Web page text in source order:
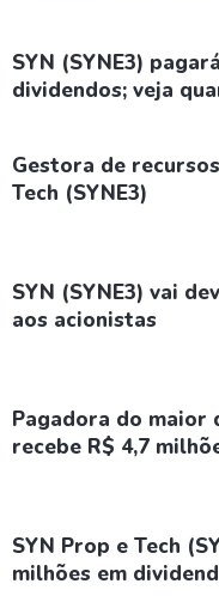
SYN (SYNE3)
dividendos; veja
Gestora de
Tech (SYNE3)
SYN (SYNE3) vai
aos acionistas
Pagadora do maior
recebe R$ 4,7
SYN Prop e Tech
milhões em